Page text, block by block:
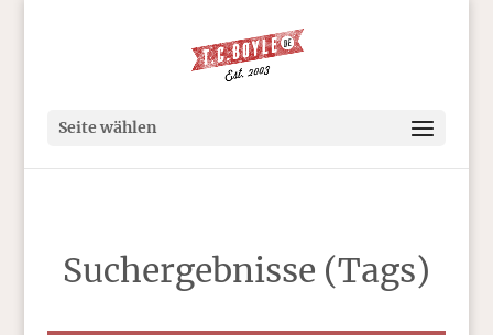
Seite wählen
Suchergebnisse (Tags)